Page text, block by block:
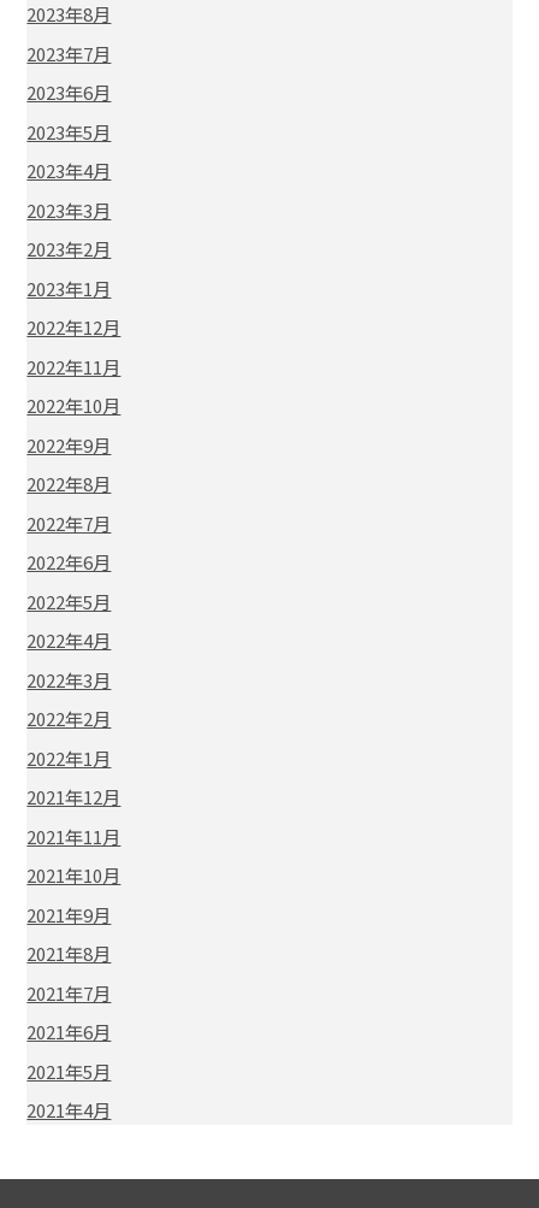
2023年8月
2023年7月
2023年6月
2023年5月
2023年4月
2023年3月
2023年2月
2023年1月
2022年12月
2022年11月
2022年10月
2022年9月
2022年8月
2022年7月
2022年6月
2022年5月
2022年4月
2022年3月
2022年2月
2022年1月
2021年12月
2021年11月
2021年10月
2021年9月
2021年8月
2021年7月
2021年6月
2021年5月
2021年4月